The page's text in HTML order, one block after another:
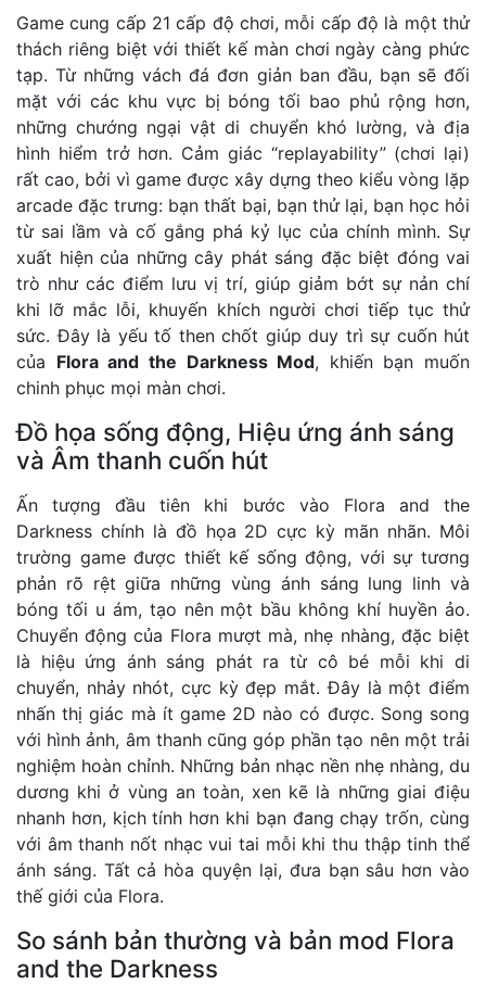
Game cung cấp 21 cấp độ chơi, mỗi cấp độ là một thử
thách riêng biệt với thiết kế màn chơi ngày càng phức
tạp. Từ những vách đá đơn giản ban đầu, bạn sẽ đối
mặt với các khu vực bị bóng tối bao phủ rộng hơn,
những chướng ngại vật di chuyển khó lường, và địa
hình hiểm trở hơn. Cảm giác “replayability” (chơi lại)
rất cao, bởi vì game được xây dựng theo kiểu vòng lặp
arcade đặc trưng: bạn thất bại, bạn thử lại, bạn học hỏi
từ sai lầm và cố gắng phá kỷ lục của chính mình. Sự
xuất hiện của những cây phát sáng đặc biệt đóng vai
trò như các điểm lưu vị trí, giúp giảm bớt sự nản chí
khi lỡ mắc lỗi, khuyến khích người chơi tiếp tục thử
sức. Đây là yếu tố then chốt giúp duy trì sự cuốn hút
của Flora and the Darkness Mod, khiến bạn muốn
chinh phục mọi màn chơi.
Đồ họa sống động, Hiệu ứng ánh sáng
và Âm thanh cuốn hút
Ấn tượng đầu tiên khi bước vào Flora and the
Darkness chính là đồ họa 2D cực kỳ mãn nhãn. Môi
trường game được thiết kế sống động, với sự tương
phản rõ rệt giữa những vùng ánh sáng lung linh và
bóng tối u ám, tạo nên một bầu không khí huyền ảo.
Chuyển động của Flora mượt mà, nhẹ nhàng, đặc biệt
là hiệu ứng ánh sáng phát ra từ cô bé mỗi khi di
chuyển, nhảy nhót, cực kỳ đẹp mắt. Đây là một điểm
nhấn thị giác mà ít game 2D nào có được. Song song
với hình ảnh, âm thanh cũng góp phần tạo nên một trải
nghiệm hoàn chỉnh. Những bản nhạc nền nhẹ nhàng, du
dương khi ở vùng an toàn, xen kẽ là những giai điệu
nhanh hơn, kịch tính hơn khi bạn đang chạy trốn, cùng
với âm thanh nốt nhạc vui tai mỗi khi thu thập tinh thể
ánh sáng. Tất cả hòa quyện lại, đưa bạn sâu hơn vào
thế giới của Flora.
So sánh bản thường và bản mod Flora
and the Darkness